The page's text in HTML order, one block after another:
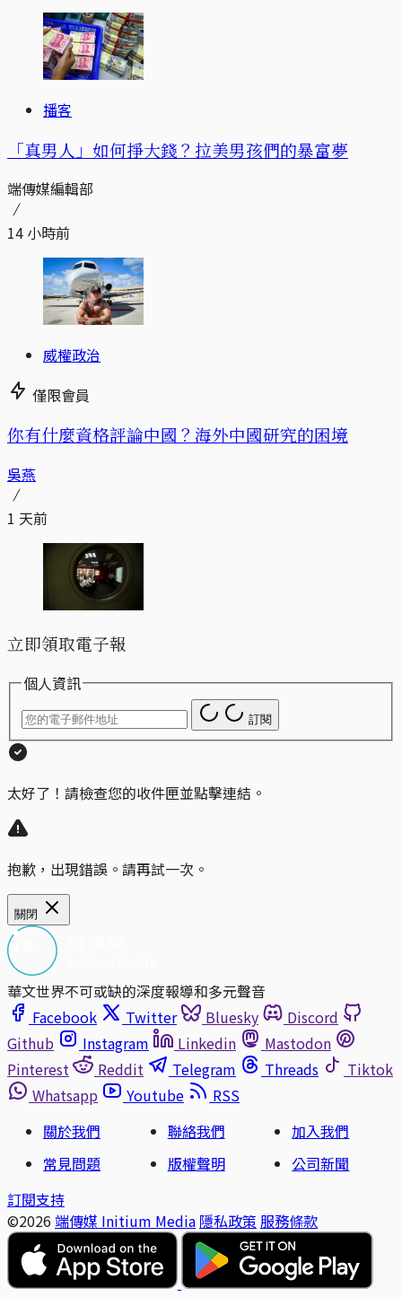
播客
「真男人」如何掙大錢？拉美男孩們的暴富夢
端傳媒編輯部
14 小時前
威權政治
僅限會員
你有什麼資格評論中國？海外中國研究的困境
吳燕
1 天前
立即領取電子報
個人資訊
訂閱
太好了！請檢查您的收件匣並點擊連結。
抱歉，出現錯誤。請再試一次。
關閉
華文世界不可或缺的深度報導和多元聲音
Facebook
Twitter Bluesky
Discord
Github
Instagram Linkedin
Mastodon
Pinterest
Reddit Telegram Threads
Tiktok
Whatsapp
Youtube
RSS
關於我們
聯絡我們
加入我們
常見問題
版權聲明
公司新聞
訂閱支持
©2026 端傳媒 Initium Media 隱私政策 服務條款